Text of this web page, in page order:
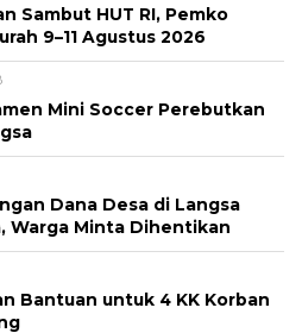
Sambut HUT RI, Pemko
9–11 Agustus 2026
Mini Soccer Perebutkan
Dana Desa di Langsa
Warga Minta Dihentikan
Bantuan untuk 4 KK Korban